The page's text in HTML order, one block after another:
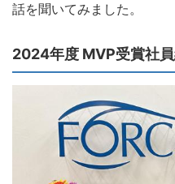
話を聞いてみました。
2024年度 MVP受賞社